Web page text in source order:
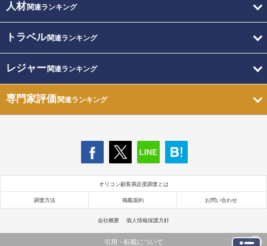
人材関連ランキング
トラベル関連ランキング
レジャー関連ランキング
専門家評価関連ランキング
オリコン顧客満足度調査とは
調査方法 掲載規約 お問い合わせ
会社概要 個人情報保護方針
引用・転載について